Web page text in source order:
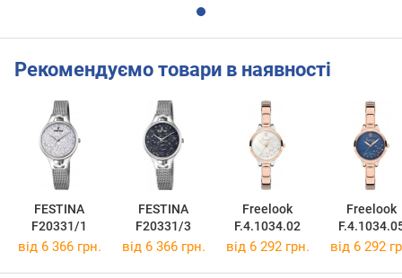
Рекомендуємо товари в наявності
FESTINA
F20331/1
FESTINA
F20331/3
Freelook
F.4.1034.02
Freelook
від 6 366 грн. від 6 366 грн. від 6 292 грн. від 6 292